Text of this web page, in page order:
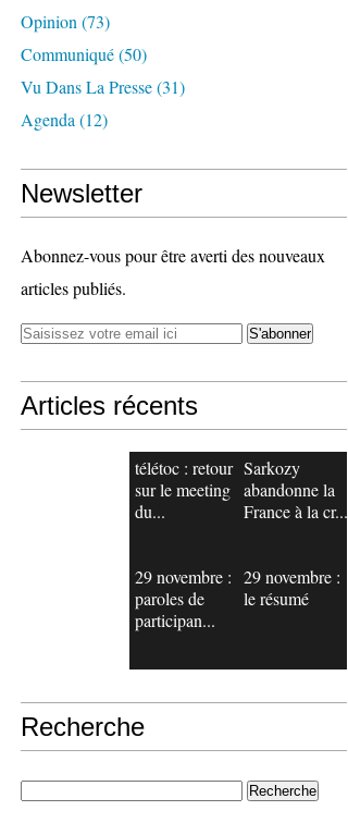
Opinion (73)
Communiqué(50)
Vu Dans La Presse(31)
Agenda (12)
Newsletter
Abonnez-vous pour être averti des nouveaux
articles publiés.
Articles récents
télétoc : retour
sur le meeting
du...
Sarkozy
abandonne la
France à la cr...
29 novembre :
paroles de
participan...
29 novembre :
le résumé
Recherche